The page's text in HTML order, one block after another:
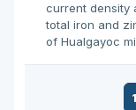
current density
total iron and
of Hualgayoc